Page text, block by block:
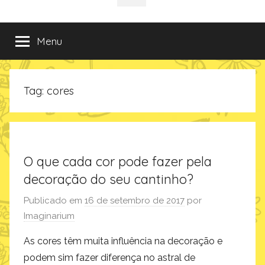
Imaginarium
de
presentes
Blog
Imaginarium
Menu
Tag: cores
O que cada cor pode fazer pela
decoração do seu cantinho?
Publicado em 16 de setembro de 2017 por
Imaginarium
As cores têm muita influência na decoração e
podem sim fazer diferença no astral de